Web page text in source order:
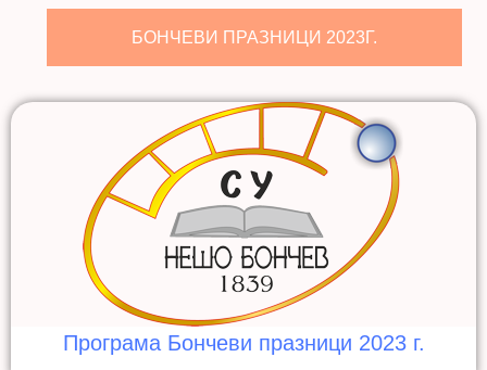
БОНЧЕВИ ПРАЗНИЦИ 2023Г.
Програма Бончеви празници 2023 г.